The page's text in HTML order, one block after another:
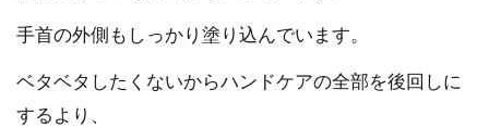
手首の外側もしっかり塗り込んでいます。
ベタベタしたくないからハンドケアの全部を後回しに
するより、